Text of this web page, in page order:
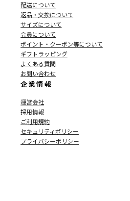
配送について
返品・交換について
サイズについて
会員について
ポイント・クーポン等について
ギフトラッピング
よくある質問
お問い合わせ
企業情報
運営会社
採用情報
ご利用規約
セキュリティポリシー
プライバシーポリシー